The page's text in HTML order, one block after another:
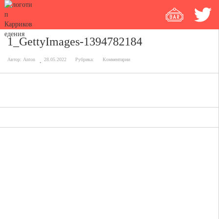
1_GettyImages-1394782184
Автор: Anton 28.05.2022 Рубрика: Комментарии